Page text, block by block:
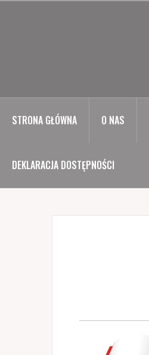
STRONA GŁÓWNA O NAS
DEKLARACJA DOSTĘPNOŚCI